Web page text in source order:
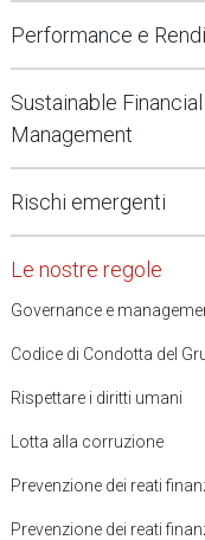
Performance e
Sustainable Financial
Management
Rischi emergenti
Le nostre regole
Governance e
Codice di Condotta del
Rispettare i diritti umani
Lotta alla corruzione
Prevenzione dei reati
Prevenzione dei reati